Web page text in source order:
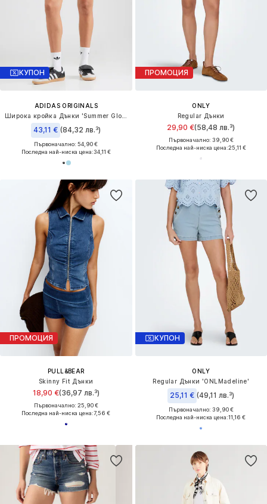
КУПОН
ADIDAS ORIGINALS
43,11 € (84,32 лв.³)
Първоначално: 54,90 €
Последна най-ниска цена:34,11 €
ПРОМОЦИЯ
ONLY
Regular Дънки
29,90 €(58,48 лв.³)
Първоначално: 39,90 €
Последна най-ниска цена:25,11 €
ПРОМОЦИЯ
PULL&BEAR
Skinny Fit Дънки
18,90 €(36,97 лв.³)
Първоначално: 25,90 €
Последна най-ниска цена:7,56 €
КУПОН
ONLY
Regular Дънки 'ONLMadeline'
25,11 € (49,11 лв.³)
Първоначално: 39,90 €
Последна най-ниска цена:11,16 €